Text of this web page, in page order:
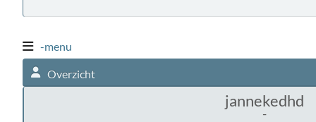
-menu
Overzicht
jannekedhd
-